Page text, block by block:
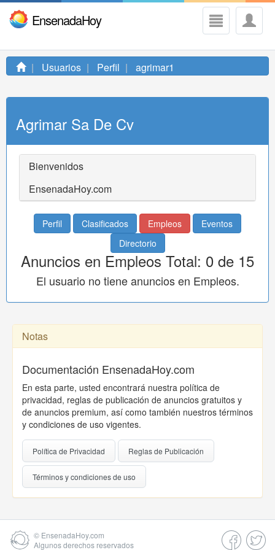
EnsenadaHoy
Usuarios Perfil agrimar1
Agrimar Sa De Cv
Bienvenidos
EnsenadaHoy.com
Perfil Clasificados Empleos
Eventos
Directorio
Anuncios en Empleos Total: 0 de 15
El usuario no tiene anuncios en Empleos.
Notas
Documentación EnsenadaHoy.com
En esta parte, usted encontrará nuestra política de
privacidad, reglas de publicación de anuncios gratuitos y
de anuncios premium, así como también nuestros términos
y condiciones de uso vigentes.
Política de Privacidad Reglas de Publicación
Términos y condiciones de uso
© EnsenadaHoy.com
Algunos derechos reservados